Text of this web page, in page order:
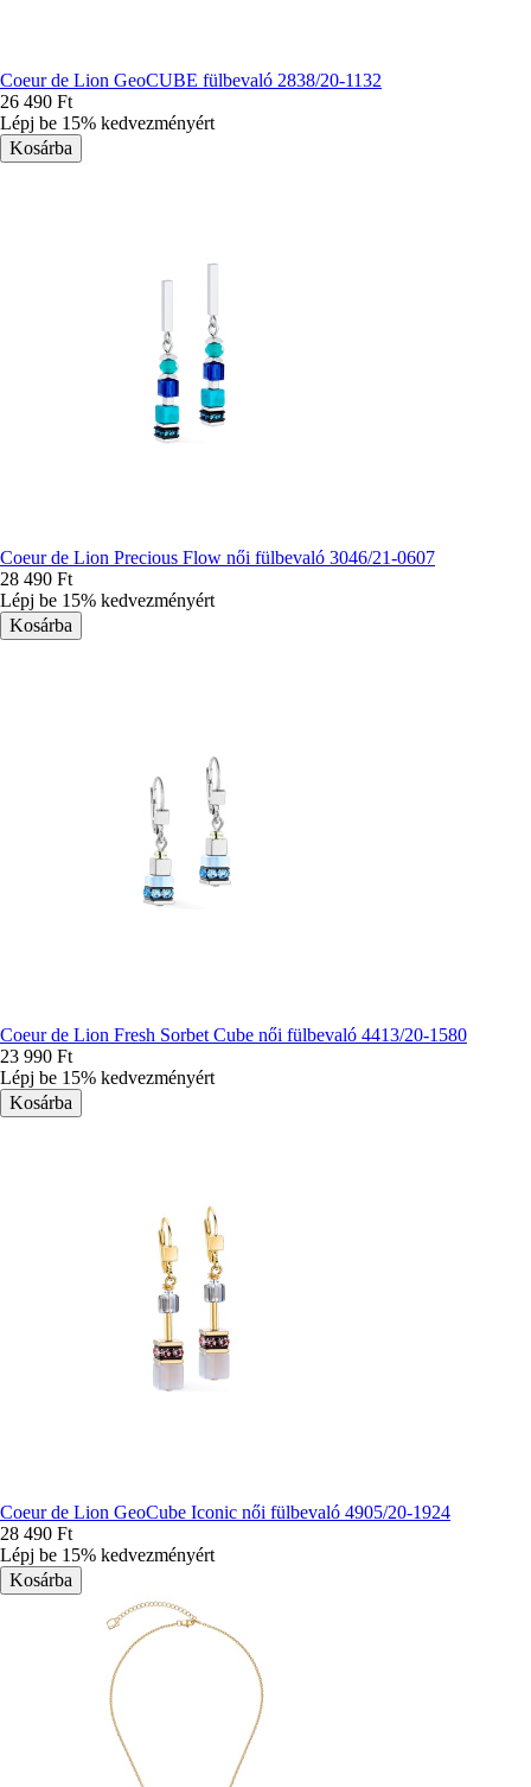
Coeur de Lion GeoCUBE fülbevaló 2838/20-1132
26 490 Ft
Lépj be 15% kedvezményért
Coeur de Lion Precious Flow női fülbevaló 3046/21-0607
28 490 Ft
Lépj be 15% kedvezményért
Coeur de Lion Fresh Sorbet Cube női fülbevaló 4413/20-1580
23 990 Ft
Lépj be 15% kedvezményért
Coeur de Lion GeoCube Iconic női fülbevaló 4905/20-1924
28 490 Ft
Lépj be 15% kedvezményért